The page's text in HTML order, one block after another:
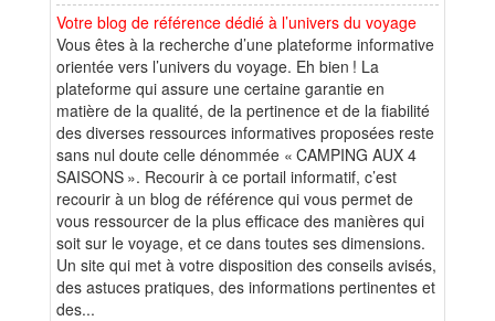
Votre blog de référence dédié à l’univers du voyage
Vous êtes à la recherche d’une plateforme informative
orientée vers l’univers du voyage. Eh bien ! La
plateforme qui assure une certaine garantie en
matière de la qualité, de la pertinence et de la fiabilité
des diverses ressources informatives proposées reste
sans nul doute celle dénommée « CAMPING AUX 4
SAISONS ». Recourir à ce portail informatif, c’est
recourir à un blog de référence qui vous permet de
vous ressourcer de la plus efficace des manières qui
soit sur le voyage, et ce dans toutes ses dimensions.
Un site qui met à votre disposition des conseils avisés,
des astuces pratiques, des informations pertinentes et
des...